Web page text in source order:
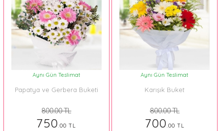
Aynı Gün Teslimat
Papatya ve Gerbera Buketi
800.00 TL
750.00 TL
Aynı Gün Teslimat
Karışık Buket
800.00 TL
700.00 TL